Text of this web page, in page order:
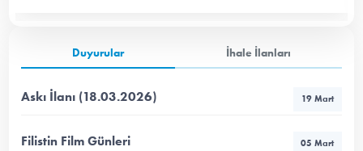
Duyurular İhale İlanları
Askı İlanı (18.03.2026) 19 Mart
Filistin Film Günleri 05 Mart